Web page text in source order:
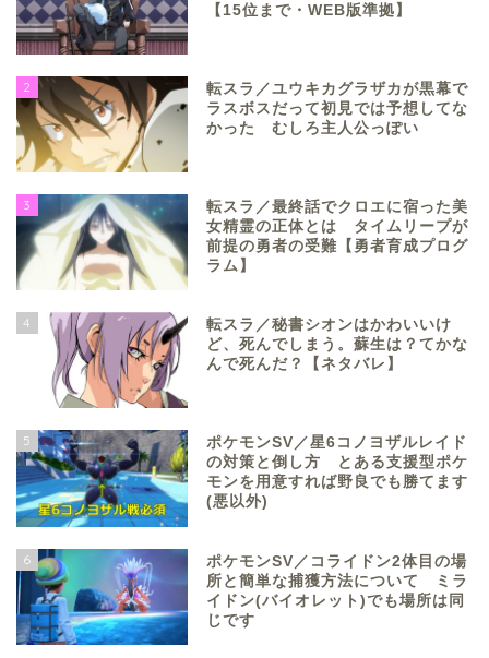
【15位まで・WEB版準拠】
2
転スラ／ユウキカグラザカが黒幕で
ラスボスだって初見では予想してな
かった むしろ主人公っぽい
3
転スラ／最終話でクロエに宿った美
女精霊の正体とは タイムリープが
前提の勇者の受難【勇者育成プログ
ラム】
4
転スラ／秘書シオンはかわいいけ
ど、死んでしまう。蘇生は？てかな
んで死んだ？【ネタバレ】
5
ポケモンSV／星6コノヨザルレイド
の対策と倒し方 とある支援型ポケ
モンを用意すれば野良でも勝てます
(悪以外)
6
ポケモンSV／コライドン2体目の場
所と簡単な捕獲方法について ミラ
イドン(バイオレット)でも場所は同
じです